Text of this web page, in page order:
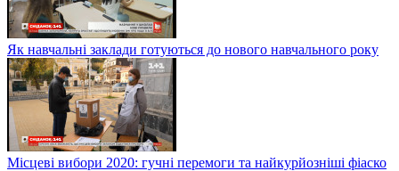
Як навчальні заклади готуються до нового навчального року
Місцеві вибори 2020: гучні перемоги та найкурйозніші фіаско